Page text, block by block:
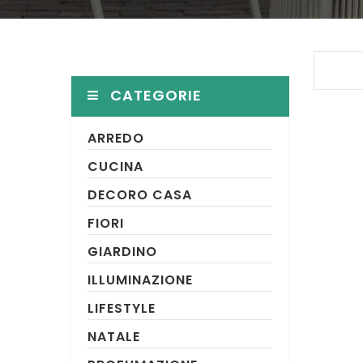
CATEGORIE
ARREDO
CUCINA
DECORO CASA
FIORI
GIARDINO
ILLUMINAZIONE
LIFESTYLE
NATALE